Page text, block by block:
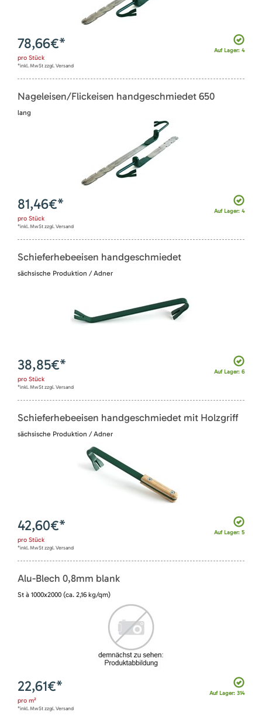
Auf Lager: 4
78,66€*
pro Stück
*inkl. MwSt zzgl. Versand
Nageleisen/Flickeisen handgeschmiedet 650
lang
Auf Lager: 4
81,46€*
pro Stück
*inkl. MwSt zzgl. Versand
Schieferhebeeisen handgeschmiedet
sächsische Produktion / Adner
Auf Lager: 6
38,85€*
pro Stück
*inkl. MwSt zzgl. Versand
Schieferhebeeisen handgeschmiedet mit Holzgriff
sächsische Produktion / Adner
Auf Lager: 5
42,60€*
pro Stück
*inkl. MwSt zzgl. Versand
Alu-Blech 0,8mm blank
St à 1000x2000 (ca. 2,16 kg/qm)
Auf Lager: 314
22,61€*
pro m²
*inkl. MwSt zzgl. Versand